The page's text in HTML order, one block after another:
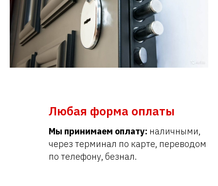
Любая форма оплаты
Мы принимаем оплату: наличными,
через терминал по карте, переводом
по телефону, безнал.